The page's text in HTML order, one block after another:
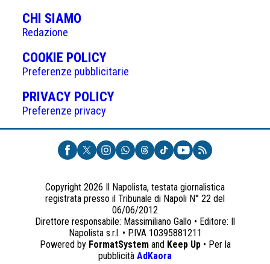
CHI SIAMO
Redazione
COOKIE POLICY(APRE
IN
UNA
NUOVA
Preferenze pubblicitarie
PRIVACY POLICY(APRE
UNA
NUOVA
SCHEDA)
Preferenze privacy
Copyright 2026 Il Napolista, testata giornalistica
registrata presso il Tribunale di Napoli N° 22 del
06/06/2012
Direttore responsabile: Massimiliano Gallo • Editore: Il
Napolista s.r.l. • P.IVA 10395881211
Powered by FormatSystemand Keep Up• Per la
pubblicità AdKaora